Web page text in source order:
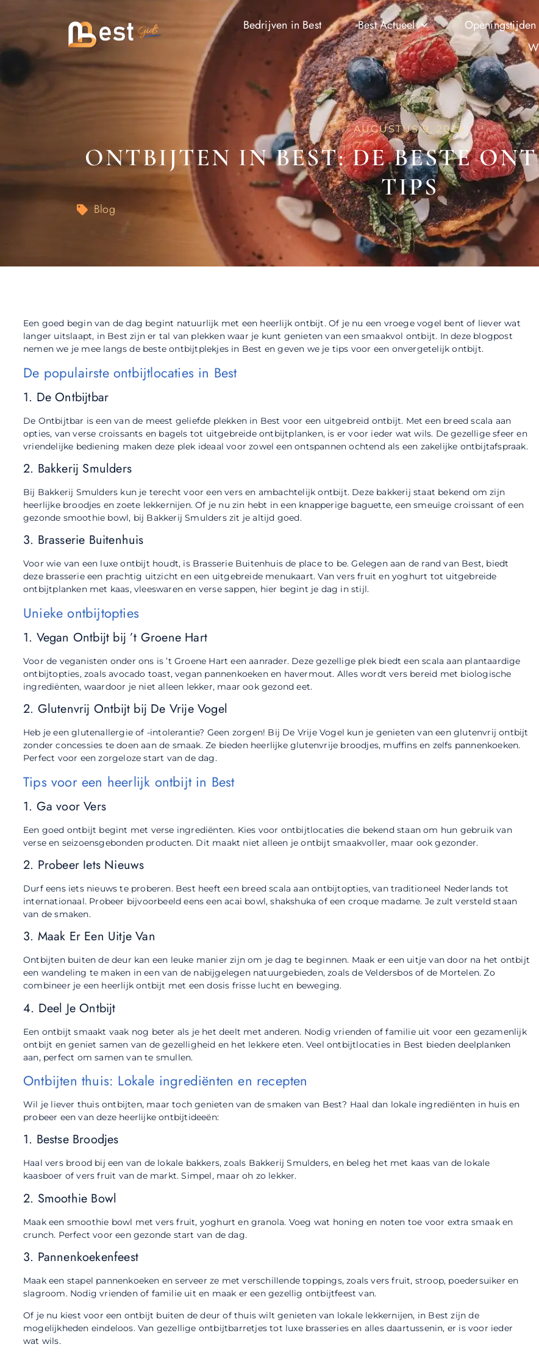
Bedrijven in Best Best Actueel Openingstijden
AUGUSTUS 9, 2024
ONTBIJTEN IN BEST: DE BESTE
TIPS
Blog
Een goed begin van de dag begint natuurlijk met een heerlijk ontbijt. Of je nu een vroege vogel bent of liever wat
langer uitslaapt, in Best zijn er tal van plekken waar je kunt genieten van een smaakvol ontbijt. In deze blogpost
nemen we je mee langs de beste ontbijtplekjes in Best en geven we je tips voor een onvergetelijk ontbijt.
De populairste ontbijtlocaties in Best
1. De Ontbijtbar
De Ontbijtbar is een van de meest geliefde plekken in Best voor een uitgebreid ontbijt. Met een breed scala aan
opties, van verse croissants en bagels tot uitgebreide ontbijtplanken, is er voor ieder wat wils. De gezellige sfeer en
vriendelijke bediening maken deze plek ideaal voor zowel een ontspannen ochtend als een zakelijke ontbijtafspraak.
2. Bakkerij Smulders
Bij Bakkerij Smulders kun je terecht voor een vers en ambachtelijk ontbijt. Deze bakkerij staat bekend om zijn
heerlijke broodjes en zoete lekkernijen. Of je nu zin hebt in een knapperige baguette, een smeuïge croissant of een
gezonde smoothie bowl, bij Bakkerij Smulders zit je altijd goed.
3. Brasserie Buitenhuis
Voor wie van een luxe ontbijt houdt, is Brasserie Buitenhuis de place to be. Gelegen aan de rand van Best, biedt
deze brasserie een prachtig uitzicht en een uitgebreide menukaart. Van vers fruit en yoghurt tot uitgebreide
ontbijtplanken met kaas, vleeswaren en verse sappen, hier begint je dag in stijl.
Unieke ontbijtopties
1. Vegan Ontbijt bij ’t Groene Hart
Voor de veganisten onder ons is ’t Groene Hart een aanrader. Deze gezellige plek biedt een scala aan plantaardige
ontbijtopties, zoals avocado toast, vegan pannenkoeken en havermout. Alles wordt vers bereid met biologische
ingrediënten, waardoor je niet alleen lekker, maar ook gezond eet.
2. Glutenvrij Ontbijt bij De Vrije Vogel
Heb je een glutenallergie of -intolerantie? Geen zorgen! Bij De Vrije Vogel kun je genieten van een glutenvrij ontbijt
zonder concessies te doen aan de smaak. Ze bieden heerlijke glutenvrije broodjes, muffins en zelfs pannenkoeken.
Perfect voor een zorgeloze start van de dag.
Tips voor een heerlijk ontbijt in Best
1. Ga voor Vers
Een goed ontbijt begint met verse ingrediënten. Kies voor ontbijtlocaties die bekend staan om hun gebruik van
verse en seizoensgebonden producten. Dit maakt niet alleen je ontbijt smaakvoller, maar ook gezonder.
2. Probeer Iets Nieuws
Durf eens iets nieuws te proberen. Best heeft een breed scala aan ontbijtopties, van traditioneel Nederlands tot
internationaal. Probeer bijvoorbeeld eens een acai bowl, shakshuka of een croque madame. Je zult versteld staan
van de smaken.
3. Maak Er Een Uitje Van
Ontbijten buiten de deur kan een leuke manier zijn om je dag te beginnen. Maak er een uitje van door na het ontbijt
een wandeling te maken in een van de nabijgelegen natuurgebieden, zoals de Veldersbos of de Mortelen. Zo
combineer je een heerlijk ontbijt met een dosis frisse lucht en beweging.
4. Deel Je Ontbijt
Een ontbijt smaakt vaak nog beter als je het deelt met anderen. Nodig vrienden of familie uit voor een gezamenlijk
ontbijt en geniet samen van de gezelligheid en het lekkere eten. Veel ontbijtlocaties in Best bieden deelplanken
aan, perfect om samen van te smullen.
Ontbijten thuis: Lokale ingrediënten en recepten
Wil je liever thuis ontbijten, maar toch genieten van de smaken van Best? Haal dan lokale ingrediënten in huis en
probeer een van deze heerlijke ontbijtideeën:
1. Bestse Broodjes
Haal vers brood bij een van de lokale bakkers, zoals Bakkerij Smulders, en beleg het met kaas van de lokale
kaasboer of vers fruit van de markt. Simpel, maar oh zo lekker.
2. Smoothie Bowl
Maak een smoothie bowl met vers fruit, yoghurt en granola. Voeg wat honing en noten toe voor extra smaak en
crunch. Perfect voor een gezonde start van de dag.
3. Pannenkoekenfeest
Maak een stapel pannenkoeken en serveer ze met verschillende toppings, zoals vers fruit, stroop, poedersuiker en
slagroom. Nodig vrienden of familie uit en maak er een gezellig ontbijtfeest van.
Of je nu kiest voor een ontbijt buiten de deur of thuis wilt genieten van lokale lekkernijen, in Best zijn de
mogelijkheden eindeloos. Van gezellige ontbijtbarretjes tot luxe brasseries en alles daartussenin, er is voor ieder
wat wils.